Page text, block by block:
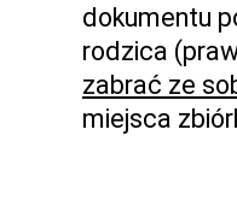
dokumentu
rodzica
zabrać ze
miejsca